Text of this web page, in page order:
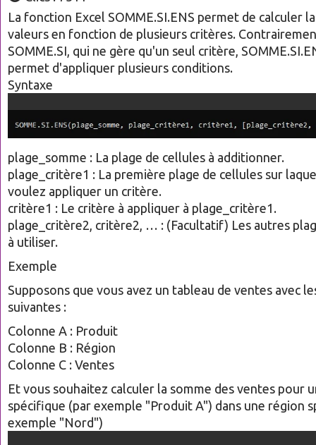
La fonction Excel SOMME.SI.ENS permet de calculer
valeurs en fonction de plusieurs critères.
SOMME.SI, qui ne gère qu'un seul critère,
permet d'appliquer plusieurs conditions.
Syntaxe
plage_somme : La plage de cellules à additionner.
plage_critère1 : La première plage de cellules sur
voulez appliquer un critère.
critère1 : Le critère à appliquer à plage_critère1.
plage_critère2, critère2, … : (Facultatif) Les autres
à utiliser.
Exemple
Supposons que vous avez un tableau de ventes avec
suivantes :
Colonne A : Produit
Colonne B : Région
Colonne C : Ventes
Et vous souhaitez calculer la somme des ventes pour
spécifique (par exemple "Produit A") dans une région
exemple "Nord")